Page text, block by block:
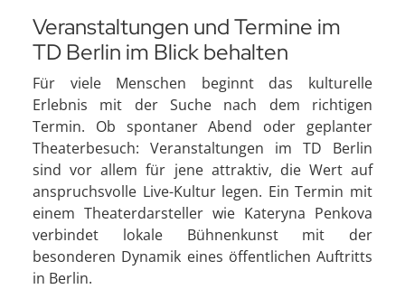
Veranstaltungen und Termine im
TD Berlin im Blick behalten
Für viele Menschen beginnt das kulturelle
Erlebnis mit der Suche nach dem richtigen
Termin. Ob spontaner Abend oder geplanter
Theaterbesuch: Veranstaltungen im TD Berlin
sind vor allem für jene attraktiv, die Wert auf
anspruchsvolle Live-Kultur legen. Ein Termin mit
einem Theaterdarsteller wie Kateryna Penkova
verbindet lokale Bühnenkunst mit der
besonderen Dynamik eines öffentlichen Auftritts
in Berlin.